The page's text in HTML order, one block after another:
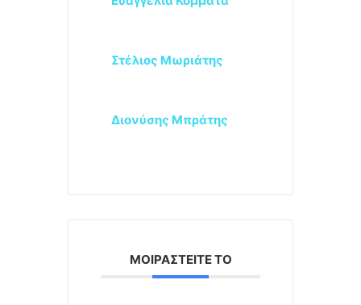
Στέλιος Μωριάτης
Διονύσης Μπράτης
ΜΟΙΡΑΣΤΕΊΤΕ ΤΟ